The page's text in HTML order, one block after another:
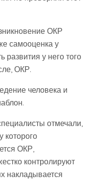
ОКР
самооценка у
развития у него того
ОКР.
человека и
отмечали,
которого
ОКР,
контролируют
накладывается